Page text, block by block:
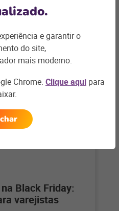
pela culinária e pelo
que,
Black Friday:
varejistas
e garantir o
do site,
mais moderno.
Chrome. Clique aqui para